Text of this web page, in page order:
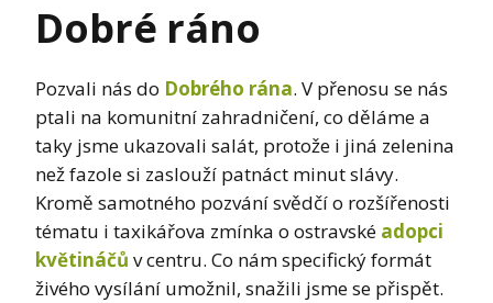
Dobré ráno
Pozvali nás do Dobrého rána. V přenosu se nás
ptali na komunitní zahradničení, co děláme a
taky jsme ukazovali salát, protože i jiná zelenina
než fazole si zaslouží patnáct minut slávy.
Kromě samotného pozvání svědčí o rozšířenosti
tématu i taxikářova zmínka o ostravské adopci
květináčů v centru. Co nám specifický formát
živého vysílání umožnil, snažili jsme se přispět.